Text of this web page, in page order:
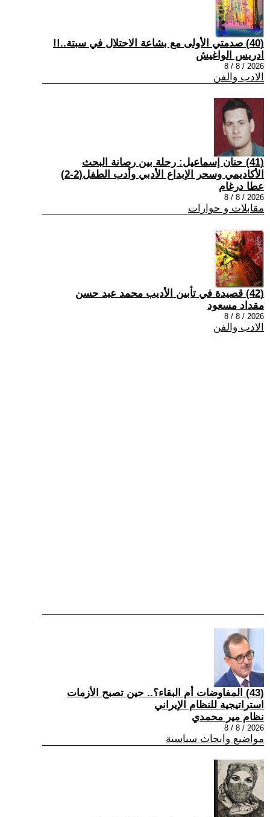
(40) صدمتي الأولى مع بشاعة الاحتلال في سبتة..!!
ادريس الواغيش
2026 / 8 / 8
الادب والفن
(41) حنان إسماعيل: رحلة بين رصانة البحث
الأكاديمي وسحر الإبداع الأدبي وأدب الطفل(2-2)
عطا درغام
2026 / 8 / 8
مقابلات و حوارات
(42) قصيدة في تأبين الأديب محمد عبد حسن
مقداد مسعود
2026 / 8 / 8
الادب والفن
(43) المفاوضات أم البقاء؟.. حين تصبح الأزمات
استراتيجية للنظام الإيراني
نظام مير محمدي
2026 / 8 / 8
مواضيع وابحاث سياسية